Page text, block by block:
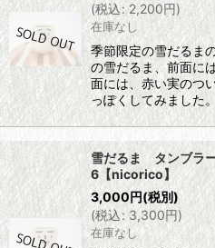
(税込: 2,200円)
在庫なし
季節限定の雪だるま
の雪だるま、前面に
面には、赤い実のつ
っぽくしてみました
雪だるま タンブラ
6【nicorico】
3,000円(税別)
(税込: 3,300円)
在庫なし